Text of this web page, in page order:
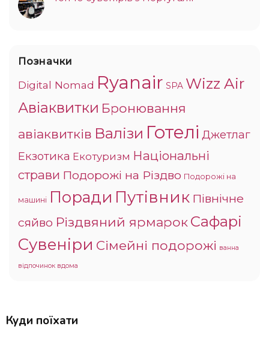
Позначки
Digital Nomad Ryanair SPA Wizz Air
Авіаквитки Бронювання
авіаквитків Валізи Готелі Джетлаг
Екзотика Екотуризм Національні
страви Подорожі на Різдво Подорожі на
машині Поради Путівник Північне
сяйво Різдвяний ярмарокСафарі
Сувеніри Сімейні подорожі ванна
відпочинок вдома
Куди поїхати